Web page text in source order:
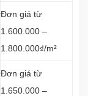
Đơn giá từ
1.600.000 –
1.800.000₫/m²
Đơn giá từ
1.650.000 –